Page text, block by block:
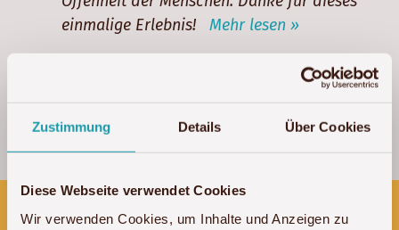
Zustimmung Details Über Cookies
Diese Webseite verwendet Cookies
Wir verwenden Cookies, um Inhalte und Anzeigen zu
Susanne, Thilo, Bastian & Anton
einmalige Erlebnis! Mehr lesen »
Wir sind für Sie erreichbar: